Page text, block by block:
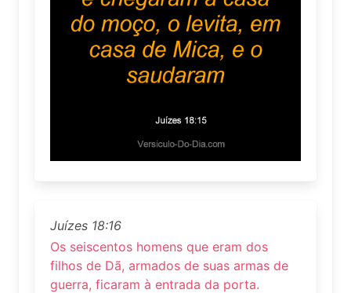
Juízes 18:16
Os seiscentos homens que eram dos
filhos de Dã, armados de suas armas de
guerra, ficaram à entrada da porta.